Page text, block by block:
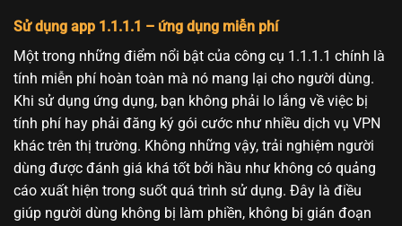
Sử dụng app 1.1.1.1 – ứng dụng miễn phí
Một trong những điểm nổi bật của công cụ 1.1.1.1 chính là
tính miễn phí hoàn toàn mà nó mang lại cho người dùng.
Khi sử dụng ứng dụng, bạn không phải lo lắng về việc bị
tính phí hay phải đăng ký gói cước như nhiều dịch vụ VPN
khác trên thị trường. Không những vậy, trải nghiệm người
dùng được đánh giá khá tốt bởi hầu như không có quảng
cáo xuất hiện trong suốt quá trình sử dụng. Đây là điều
giúp người dùng không bị làm phiền, không bị gián đoạn